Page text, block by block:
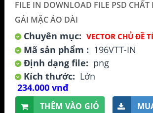
FILE IN DOWNLOAD FILE PSD
GÁI MẶC ÁO DÀI
Chuyên mục: VECTOR CHỦ ĐỀ
Mã sản phẩm : 196VTT-IN
Định dạng file: png
Kích thước: Lớn
234.000 vnđ
THÊM VÀO GIỎ